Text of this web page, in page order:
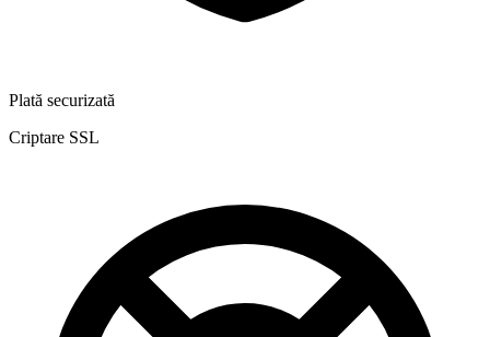
Plată securizată
Criptare SSL